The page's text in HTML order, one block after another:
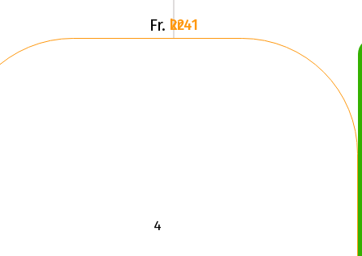
XL
Fr. 2241 kr